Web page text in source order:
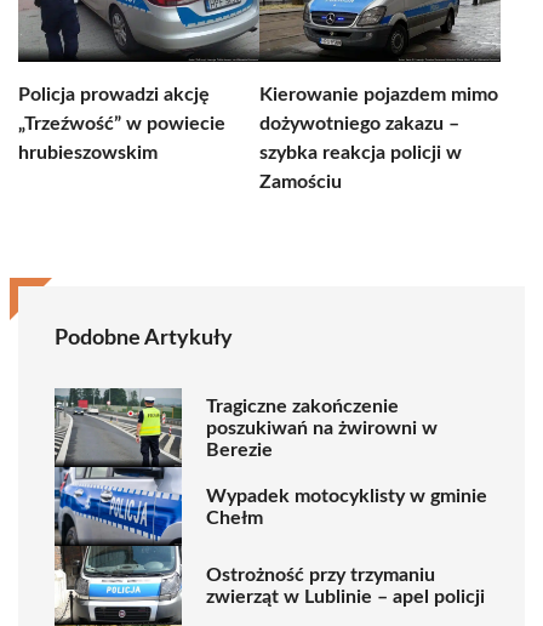
Policja prowadzi akcję
„Trzeźwość” w powiecie
hrubieszowskim
Kierowanie pojazdem mimo
dożywotniego zakazu –
szybka reakcja policji w
Zamościu
Podobne Artykuły
Tragiczne zakończenie
poszukiwań na żwirowni w
Berezie
Wypadek motocyklisty w gminie
Chełm
Ostrożność przy trzymaniu
zwierząt w Lublinie – apel policji